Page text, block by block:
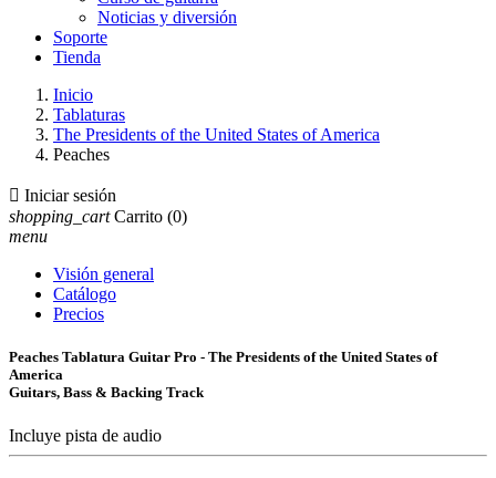
Noticias y diversión
Soporte
Tienda
Inicio
Tablaturas
The Presidents of the United States of America
Peaches
 Iniciar sesión
shopping_cart Carrito (0)
menu
Visión general
Catálogo
Precios
Peaches Tablatura Guitar Pro - The Presidents of the United States of
America
Guitars, Bass & Backing Track
Incluye pista de audio